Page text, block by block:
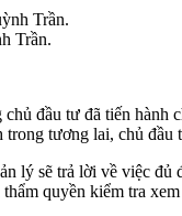
Trần.
đầu tư đã tiến
tương lai, chủ
lý sẽ trả lời về việc
quyền kiểm tra